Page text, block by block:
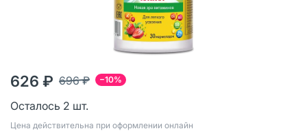
−10%
696 ₽
626 ₽
Осталось 2 шт.
Цена действительна при оформлении онлайн